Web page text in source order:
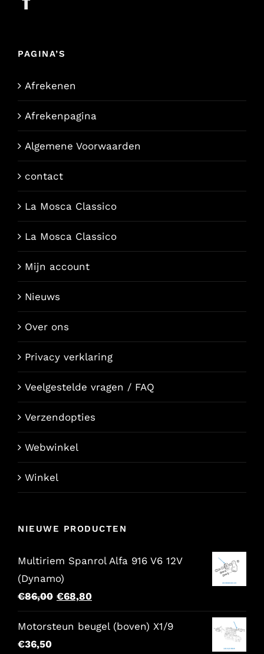
PAGINA’S
Afrekenen
Afrekenpagina
Algemene Voorwaarden
contact
La Mosca Classico
La Mosca Classico
Mijn account
Nieuws
Over ons
Privacy verklaring
Veelgestelde vragen / FAQ
Verzendopties
Webwinkel
Winkel
NIEUWE PRODUCTEN
Multiriem Spanrol Alfa 916 V6 12V
(Dynamo)
€86,00 Oorspronkelijke
prijs
was:
€68,80Huidige
prijs
is:
Motorsteun beugel (boven) X1/9
€36,50